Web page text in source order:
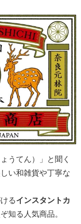
うてん）」と聞く
い和雑貨や丁寧な
るインスタントカ
知る人気商品。